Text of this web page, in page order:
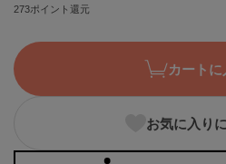
バンドリヤー
Barbour
バブアー
ビヨンドクローゼット
273ポイント還元
カートに
お気に入り